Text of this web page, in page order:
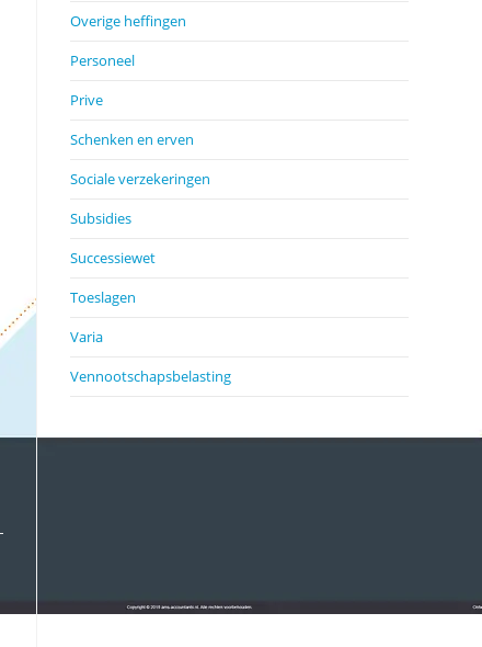
Overige heffingen
Personeel
Prive
Schenken en erven
Sociale verzekeringen
Subsidies
Successiewet
Toeslagen
Varia
Vennootschapsbelasting